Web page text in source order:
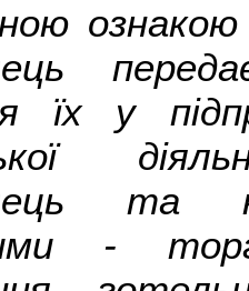
ознакою
їх у
-